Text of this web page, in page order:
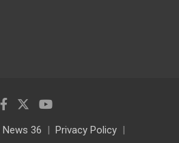
News 36
Privacy Policy